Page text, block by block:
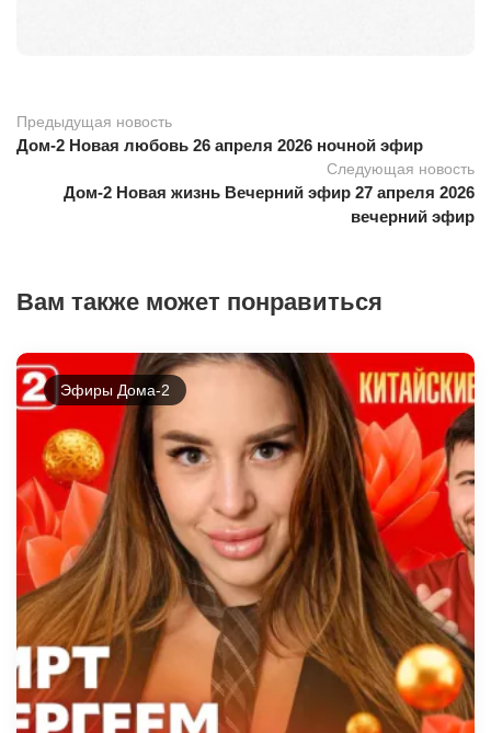
Предыдущая новость
Дом-2 Новая любовь 26 апреля 2026 ночной эфир
Следующая новость
Дом-2 Новая жизнь Вечерний эфир 27 апреля 2026
вечерний эфир
Вам также может понравиться
Эфиры Дома-2